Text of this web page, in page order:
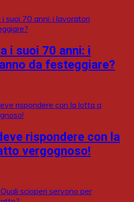
i suoi 70 anni: i
da festeggiare?
rispondere con la
vergognoso!